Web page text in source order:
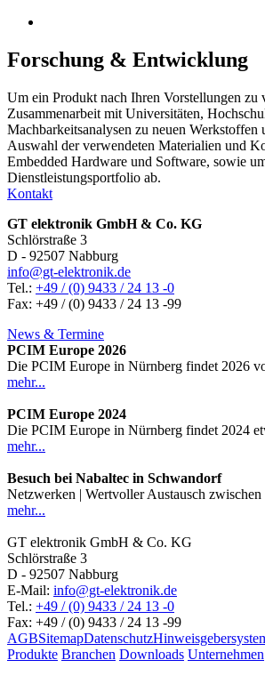
Forschung & Entwicklung
Um ein Produkt nach Ihren Vorstellungen
Zusammenarbeit mit Universitäten,
Machbarkeitsanalysen zu neuen
Auswahl der verwendeten Materialien und
Embedded Hardware und Software, sowie
Dienstleistungsportfolio ab.
Kontakt
GT elektronik GmbH & Co. KG
Schlörstraße 3
D - 92507 Nabburg
info@gt-elektronik.de
Tel.: +49 / (0) 9433 / 24 13 -0
Fax: +49 / (0) 9433 / 24 13 -99
News & Termine
PCIM Europe 2026
Die PCIM Europe in Nürnberg findet 2026
mehr...
PCIM Europe 2024
Die PCIM Europe in Nürnberg findet 2024
mehr...
Besuch bei Nabaltec in Schwandorf
Netzwerken | Wertvoller Austausch
mehr...
GT elektronik GmbH & Co. KG
Schlörstraße 3
D - 92507 Nabburg
E-Mail: info@gt-elektronik.de
Tel.: +49 / (0) 9433 / 24 13 -0
Fax: +49 / (0) 9433 / 24 13 -99
AGBSitemapDatenschutz
Produkte Branchen Downloads Unternehmen